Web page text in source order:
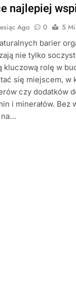
najlepiej
Ago 0
5
barier
nie tylko
kluczową rolę w
się miejscem, w
czy dodatków
i minerałów. Bez
na…